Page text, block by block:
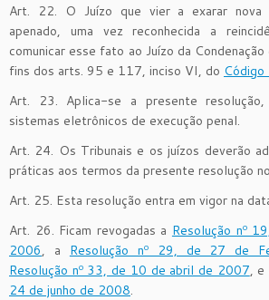
Art. 22. O Juízo que vier a exarar nova
apenado, uma vez reconhecida a
comunicar esse fato ao Juízo da
fins dos arts. 95 e 117, inciso VI, do Código
Art. 23. Aplica-se a presente
sistemas eletrônicos de execução penal.
Art. 24. Os Tribunais e os juízos deverão
práticas aos termos da presente resolução
Art. 25. Esta resolução entra em vigor na
Art. 26. Ficam revogadas a Resolução nº
2006, a Resolução nº 29, de 27 de
Resolução nº 33, de 10 de abril de 2007, e
24 de junho de 2008.